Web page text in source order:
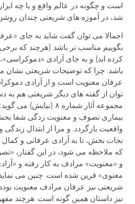
است و چگونه در عالم واقع و با چه
شد، در آموزه های شریعتی چندان
اجمالا می توان گفت شاید به جای
بگوییم مناسب تر باشد (هرچند که برخی
کرده اند) و به جای آزادی
باشد. چرا که توضیحات شریعتی نشان
عرفان معنویت است و از آزادی
توان از گفته های دیگر شریعتی هم به
مجموعه آثار شماره ۸
بیماری تصوف و معنویت زدگی شفا
واقعیت بازگردد. و مرا از ابتذال
نجات بخش، تا به آزادی عرفانی و
که ملاحظه می شود، در این گفتار،
و «معنویت» مرادف به کار رفته و
معنوی» قرین شده است. چنین می
شریعتی نیز عرفان مرادف معنویت
نیز داستان همین گونه است. هرچند